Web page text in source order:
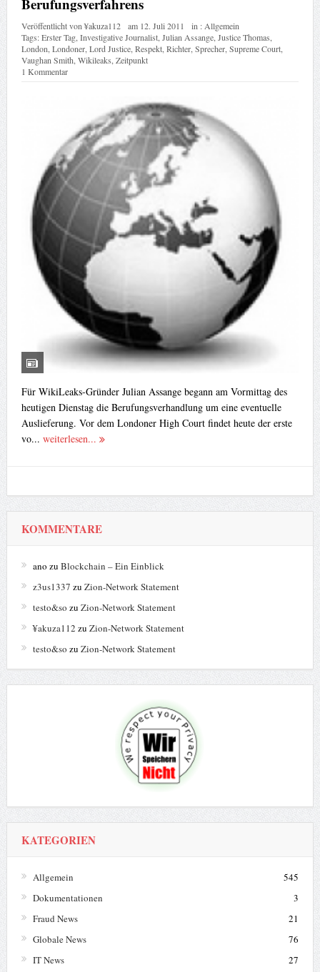
Berufungsverfahrens
Veröffentlicht von¥akuza112 am 12. Juli 2011 in :Allgemein
Tags:Erster Tag,Investigative Journalist,Julian Assange,Justice Thomas,
London,Londoner,Lord Justice,Respekt,Richter,Sprecher,Supreme Court,
Vaughan Smith,Wikileaks,Zeitpunkt
1 Kommentar
Für WikiLeaks-Gründer Julian Assange begann am Vormittag des
heutigen Dienstag die Berufungsverhandlung um eine eventuelle
Auslieferung. Vor dem Londoner High Court findet heute der erste
vo... weiterlesen...
KOMMENTARE
ano zu Blockchain – Ein Einblick
z3us1337 zu Zion-Network Statement
testo&so zu Zion-Network Statement
¥akuza112 zu Zion-Network Statement
testo&so zu Zion-Network Statement
KATEGORIEN
Allgemein
545
Dokumentationen
3
Fraud News
21
Globale News
76
IT News
27